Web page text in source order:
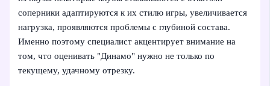
соперники адаптируются к их стилю игры, увеличивается
нагрузка, проявляются проблемы с глубиной состава.
Именно поэтому специалист акцентирует внимание на
том, что оценивать "Динамо" нужно не только по
текущему, удачному отрезку.